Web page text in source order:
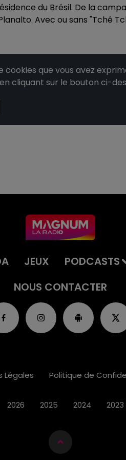
du Brésil. De la
Avec ou sans "Tchê
que vous avez
cliquant sur le bouton ci-
JEUX PODCASTS
NOUS CONTACTER
Légales Politique de
2026 2025 2024 2023